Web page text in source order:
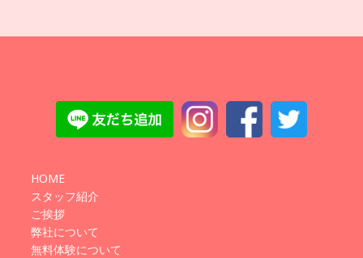
HOME
スタッフ紹介
ご挨拶
弊社について
無料体験について